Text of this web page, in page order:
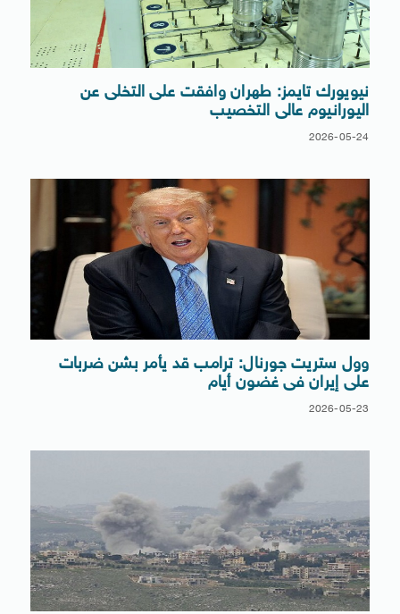
نيويورك تايمز: طهران وافقت على التخلى عن
اليورانيوم عالى التخصيب
2026-05-24
وول ستريت جورنال: ترامب قد يأمر بشن ضربات
على إيران فى غضون أيام
2026-05-23